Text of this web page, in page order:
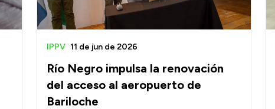
Río Negro impulsa la renovación
del acceso al aeropuerto de
Bariloche
IPPV 11 de jun de 2026